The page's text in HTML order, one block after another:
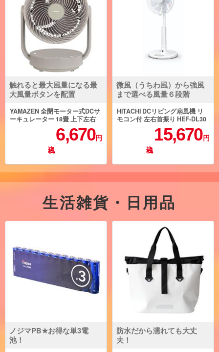
触れると最大風量になる最
大風量ボタンを配置
YAMAZEN 全閉モーター式DCサ
ーキュレーター 18畳 上下左右
自動首振り 15cn3枚羽根 風量7
段階 グレージュ YAR-RD15T-C
6,670円
微風（うちわ風）から強風
まで選べる風量６段階
HITACHI DCリビング扇風機 リ
モコン付 左右首振り HEF-DL30
15,670 円
生活雑貨・日用品
ノジマPB★お得な単3電
池！
防水だから濡れても大丈
夫！